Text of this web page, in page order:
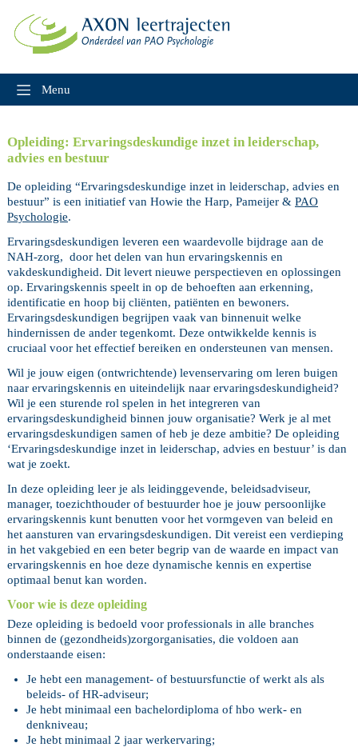
content
Menu
Opleiding: Ervaringsdeskundige inzet in leiderschap,
advies en bestuur
De opleiding “Ervaringsdeskundige inzet in leiderschap, advies en
bestuur” is een initiatief van Howie the Harp, Pameijer & PAO
Psychologie.
Ervaringsdeskundigen leveren een waardevolle bijdrage aan de
NAH-zorg, door het delen van hun ervaringskennis en
vakdeskundigheid. Dit levert nieuwe perspectieven en oplossingen
op. Ervaringskennis speelt in op de behoeften aan erkenning,
identificatie en hoop bij cliënten, patiënten en bewoners.
Ervaringsdeskundigen begrijpen vaak van binnenuit welke
hindernissen de ander tegenkomt. Deze ontwikkelde kennis is
cruciaal voor het effectief bereiken en ondersteunen van mensen.
Wil je jouw eigen (ontwrichtende) levenservaring om leren buigen
naar ervaringskennis en uiteindelijk naar ervaringsdeskundigheid?
Wil je een sturende rol spelen in het integreren van
ervaringsdeskundigheid binnen jouw organisatie? Werk je al met
ervaringsdeskundigen samen of heb je deze ambitie? De opleiding
‘Ervaringsdeskundige inzet in leiderschap, advies en bestuur’ is dan
wat je zoekt.
In deze opleiding leer je als leidinggevende, beleidsadviseur,
manager, toezichthouder of bestuurder hoe je jouw persoonlijke
ervaringskennis kunt benutten voor het vormgeven van beleid en
het aansturen van ervaringsdeskundigen. Dit vereist een verdieping
in het vakgebied en een beter begrip van de waarde en impact van
ervaringskennis en hoe deze dynamische kennis en expertise
optimaal benut kan worden.
Voor wie is deze opleiding
Deze opleiding is bedoeld voor professionals in alle branches
binnen de (gezondheids)zorgorganisaties, die voldoen aan
onderstaande eisen:
Je hebt een management- of bestuursfunctie of werkt als als
beleids- of HR-adviseur;
Je hebt minimaal een bachelordiploma of hbo werk- en
denkniveau;
Je hebt minimaal 2 jaar werkervaring;